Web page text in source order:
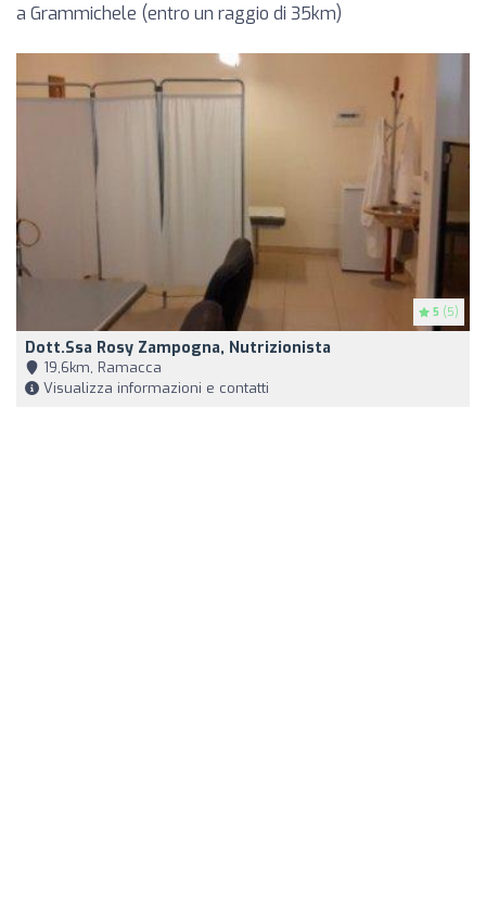
a Grammichele (entro un raggio di 35km)
5 (5)
Dott.ssa Rosy Zampogna, Nutrizionista
19,6km, Ramacca
Visualizza informazioni e contatti